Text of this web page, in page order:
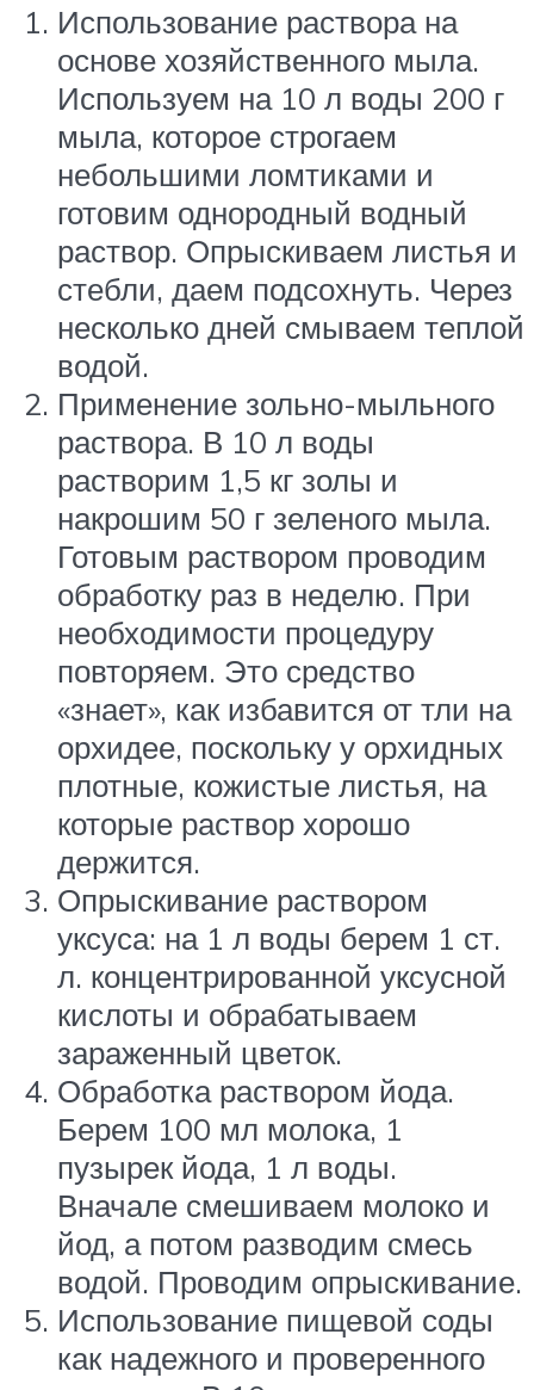
Использование раствора на
основе хозяйственного мыла.
Используем на 10 л воды 200 г
мыла, которое строгаем
небольшими ломтиками и
готовим однородный водный
раствор. Опрыскиваем листья и
стебли, даем подсохнуть. Через
несколько дней смываем теплой
водой.
Применение зольно-мыльного
раствора. В 10 л воды
растворим 1,5 кг золы и
накрошим 50 г зеленого мыла.
Готовым раствором проводим
обработку раз в неделю. При
необходимости процедуру
повторяем. Это средство
«знает», как избавится от тли на
орхидее, поскольку у орхидных
плотные, кожистые листья, на
которые раствор хорошо
держится.
Опрыскивание раствором
уксуса: на 1 л воды берем 1 ст.
л. концентрированной уксусной
кислоты и обрабатываем
зараженный цветок.
Обработка раствором йода.
Берем 100 мл молока, 1
пузырек йода, 1 л воды.
Вначале смешиваем молоко и
йод, а потом разводим смесь
водой. Проводим опрыскивание.
Использование пищевой соды
как надежного и проверенного